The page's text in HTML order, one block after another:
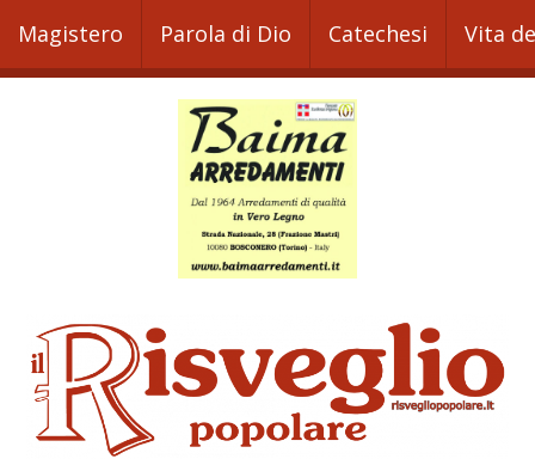
Magistero Parola di Dio Catechesi Vita